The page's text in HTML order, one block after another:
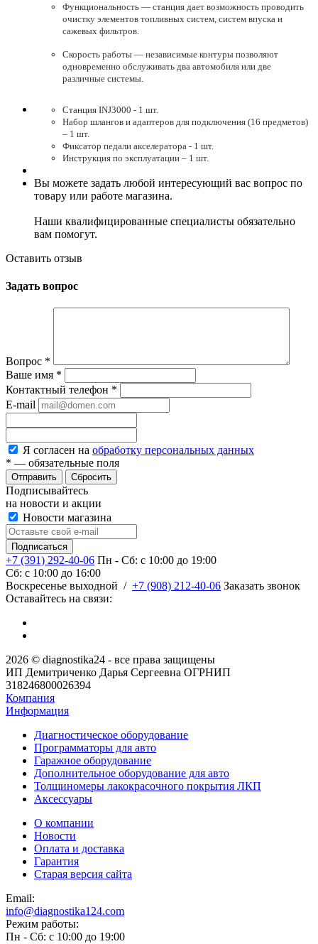
Функциональность — станция дает возможность проводить
очистку элементов топливных систем, систем впуска и
сажевых фильтров.
Скорость работы — независимые контуры позволяют
одновременно обслуживать два автомобиля или две
различные системы.
Станция INJ3000 - 1 шт.
Набор шлангов и адаптеров для подключения (16 предметов)
– 1 шт.
Фиксатор педали акселератора - 1 шт.
Инструкция по эксплуатации – 1 шт.
Вы можете задать любой интересующий вас вопрос по
товару или работе магазина.
Наши квалифицированные специалисты обязательно
вам помогут.
Оставить отзыв
Задать вопрос
Вопрос *
Ваше имя *
Контактный телефон *
E-mail
Я согласен на обработку персональных данных
* — обязательные поля
Сбросить
Подписывайтесь
на новости и акции
Новости магазина
+7 (391) 292-40-06 Пн - Сб: c 10:00 до 19:00
Сб: c 10:00 до 16:00
​Воскресенье выходной / +7 (908) 212-40-06 Заказать звонок
Оставайтесь на связи:
2026 © diagnostika24 - все права защищены
ИП Демитриченко Дарья Сергеевна ОГРНИП
318246800026394
Компания
Информация
Диагностическое оборудование
Программаторы для авто
Гаражное оборудование
Дополнительное оборудование для авто
Толщиномеры лакокрасочного покрытия ЛКП
Аксессуары
О компании
Новости
Оплата и доставка
Гарантия
Старая версия сайта
Email:
info@diagnostika124.com
Режим работы:
Пн - Сб: c 10:00 до 19:00